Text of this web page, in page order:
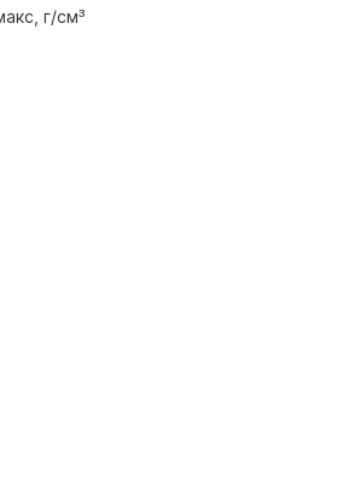
г/см³